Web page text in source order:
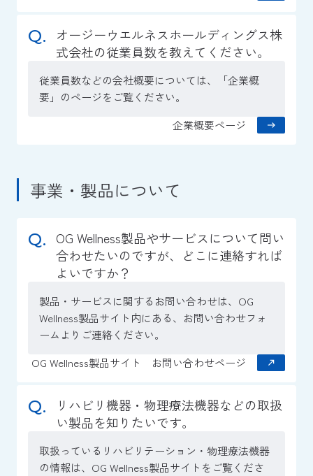
オージーウエルネスホールディングス株
式会社の従業員数を教えてください。
従業員数などの会社概要については、「企業概
要」のページをご覧ください。
企業概要ページ
事業・製品について
OG Wellness製品やサービスについて問い
合わせたいのですが、どこに連絡すれば
よいですか？
製品・サービスに関するお問い合わせは、OG
Wellness製品サイト内にある、お問い合わせフォ
ームよりご連絡ください。
OG Wellness製品サイト お問い合わせページ
リハビリ機器・物理療法機器などの取扱
い製品を知りたいです。
取扱っているリハビリテーション・物理療法機器
の情報は、OG Wellness製品サイトをご覧くださ